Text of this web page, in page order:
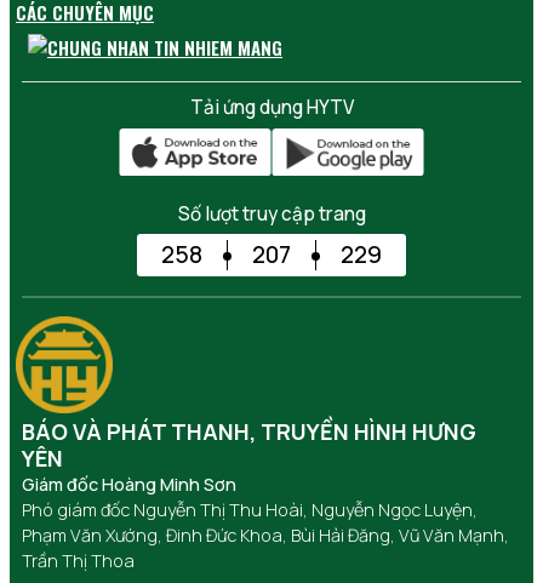
CÁC CHUYÊN MỤC
Tải ứng dụng HYTV
Số lượt truy cập trang
258 207 229
BÁO VÀ PHÁT THANH, TRUYỀN HÌNH HƯNG
YÊN
Giám đốc Hoàng Minh Sơn
Phó giám đốc Nguyễn Thị Thu Hoài, Nguyễn Ngọc Luyện,
Phạm Văn Xướng, Đinh Đức Khoa, Bùi Hải Đăng, Vũ Văn Mạnh,
Trần Thị Thoa